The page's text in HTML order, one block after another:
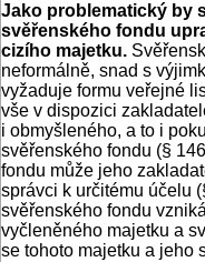
Jako problematický by
svěřenského fondu
cizího majetku.
neformálně, snad s
vyžaduje formu veřejné
vše v dispozici
i obmyšleného, a to i
svěřenského fondu (§
fondu může jeho
správci k určitému účelu
svěřenského fondu
vyčleněného majetku a
se tohoto majetku a jeho